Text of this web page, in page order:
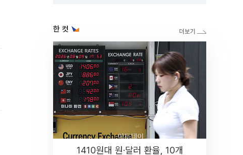
한 컷
1410원대 원·달러 환율, 10개